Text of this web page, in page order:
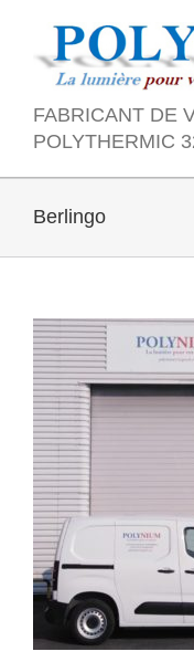
content
FABRICANT DE
POLYTHERMIC
Berlingo